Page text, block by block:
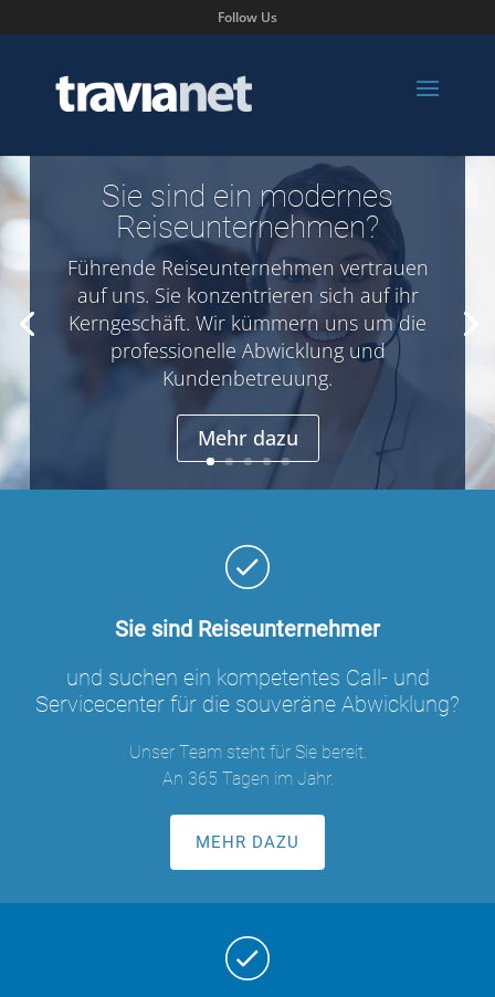
Follow Us
Sie sind ein modernes
Reiseunternehmen?
Führende Reiseunternehmen vertrauen
auf uns. Sie konzentrieren sich auf ihr
Kerngeschäft. Wir kümmern uns um die
professionelle Abwicklung und
Kundenbetreuung.
Mehr dazu
Sie sind Reiseunternehmer
und suchen ein kompetentes Call- und
Servicecenter für die souveräne Abwicklung?
Unser Team steht für Sie bereit.
An 365 Tagen im Jahr.
MEHR DAZU